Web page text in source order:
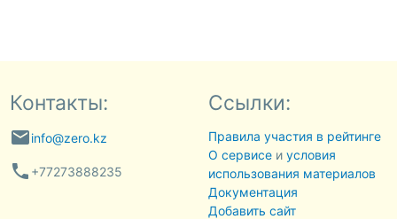
Контакты:
emailinfo@zero.kz
phone +77273888235
Ссылки:
Правила участия в рейтинге
О сервисеи условия
использования материалов
Документация
Добавить сайт